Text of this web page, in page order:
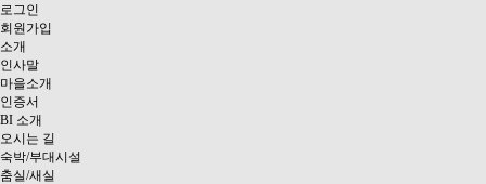
로그인
회원가입
소개
인사말
마을소개
인증서
BI 소개
오시는 길
숙박/부대시설
춤실/새실